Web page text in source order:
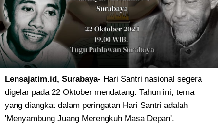
Lensajatim.id, Surabaya- Hari Santri nasional segera
digelar pada 22 Oktober mendatang. Tahun ini, tema
yang diangkat dalam peringatan Hari Santri adalah
'Menyambung Juang Merengkuh Masa Depan'.